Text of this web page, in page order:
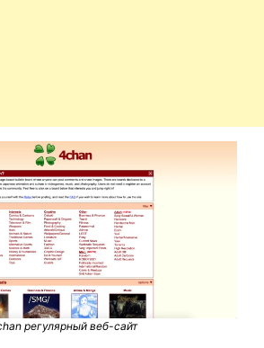
регулярный веб-сайт